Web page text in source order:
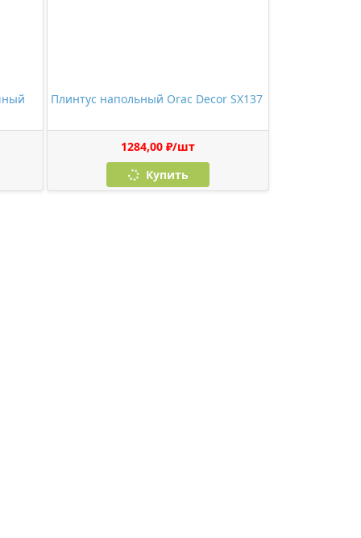
Плинтус напольный Orac Decor SX137
1284,00 ₽/шт
Купить